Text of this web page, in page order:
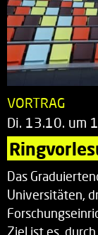
VORTRAG
Di. 13.10. um
Das
Universitäten,
Ziel ist es,